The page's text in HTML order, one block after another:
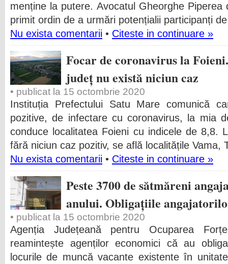
menține la putere. Avocatul Gheorghe
primit ordin de a urmări potențialii participanți
Nu exista comentarii • Citeste in continuare »
Focar de coronavirus la
județ nu există niciun caz
• publicat la 15 octombrie 2020
Instituția Prefectului Satu Mare comunică
pozitive, de infectare cu coronavirus, la mia
conduce localitatea Foieni cu indicele de 8,8.
fără niciun caz pozitiv, se află localitățile Vama,
Nu exista comentarii • Citeste in continuare »
Peste 3700 de sătmăreni
anului. Obligațiile
• publicat la 15 octombrie 2020
Agenția Județeană pentru Ocuparea
reamintește agenților economici că au
locurile de muncă vacante existente în